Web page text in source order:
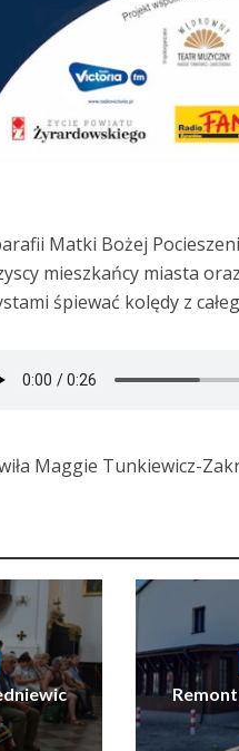
Matki Bożej
mieszkańcy miasta
śpiewać kolędy z
Maggie Tunkiewicz-